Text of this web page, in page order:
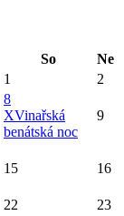
So
Ne
1 2
8
XVinařská
benátská noc
9
15 16
22
23